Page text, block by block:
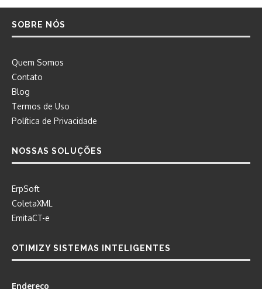
SOBRE NÓS
Quem Somos
Contato
Blog
Termos de Uso
Política de Privacidade
NOSSAS SOLUÇÕES
ErpSoft
ColetaXML
EmitaCT-e
OTIMIZY SISTEMAS INTELIGENTES
Endereço